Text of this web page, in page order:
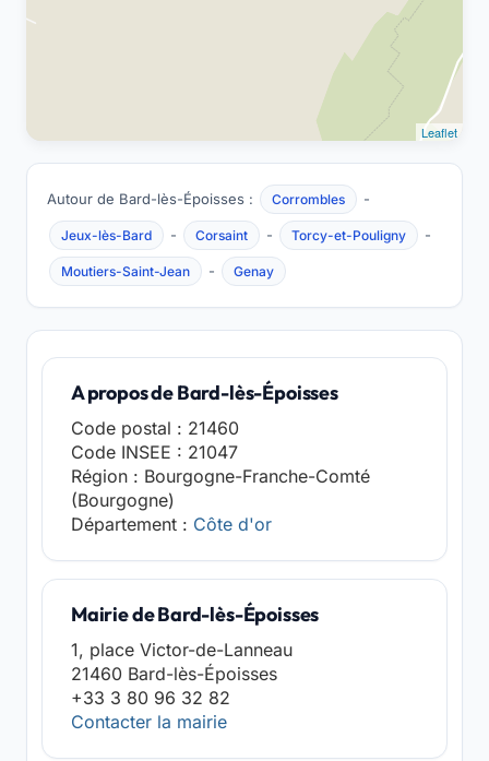
Leaflet
Autour de Bard-lès-Époisses : Corrombles -
Jeux-lès-Bard - Corsaint - Torcy-et-Pouligny -
Moutiers-Saint-Jean - Genay
A propos de Bard-lès-Époisses
Code postal : 21460
Code INSEE : 21047
Région : Bourgogne-Franche-Comté
(Bourgogne)
Département : Côte d'or
Mairie de Bard-lès-Époisses
1, place Victor-de-Lanneau
21460 Bard-lès-Époisses
+33 3 80 96 32 82
Contacter la mairie